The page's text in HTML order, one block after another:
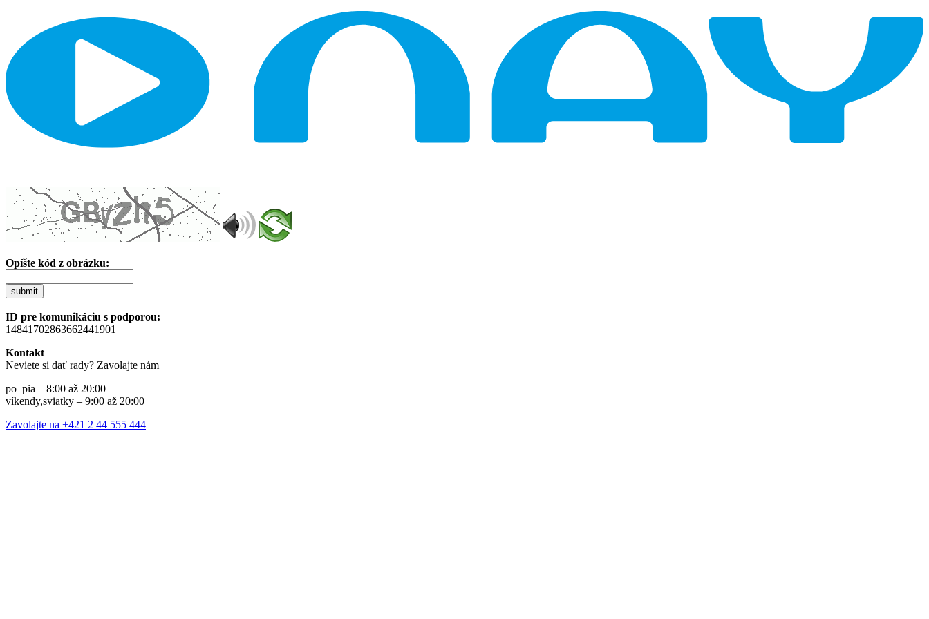
Opíšte kód z obrázku:
submit
ID pre komunikáciu s podporou:
14841702863662441901
Kontakt
Neviete si dať rady? Zavolajte nám
po–pia – 8:00 až 20:00
víkendy,sviatky – 9:00 až 20:00
Zavolajte na +421 2 44 555 444